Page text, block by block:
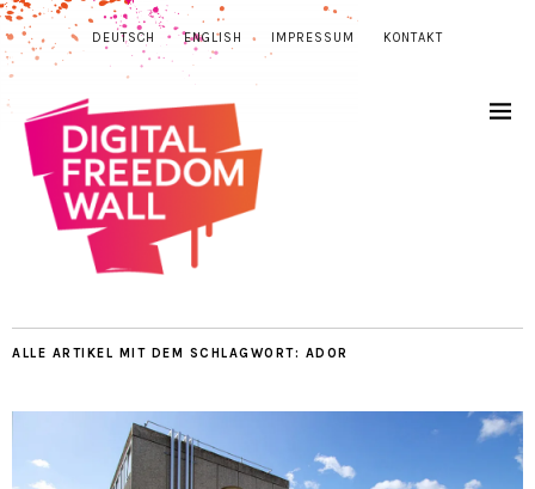
DEUTSCH ENGLISH IMPRESSUM KONTAKT
ALLE ARTIKEL MIT DEM SCHLAGWORT: ADOR